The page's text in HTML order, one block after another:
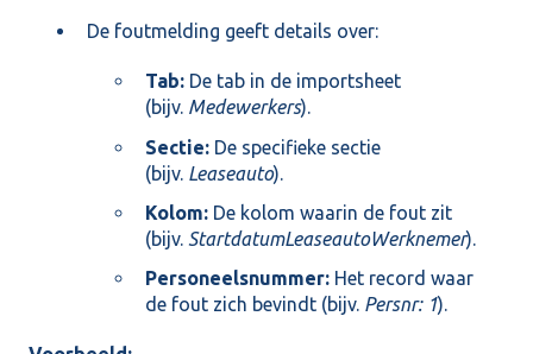
De foutmelding geeft details over:
Tab: De tab in de importsheet
(bijv. Medewerkers).
Sectie: De specifieke sectie
(bijv. Leaseauto).
Kolom: De kolom waarin de fout zit
(bijv. StartdatumLeaseautoWerknemer).
Personeelsnummer: Het record waar
de fout zich bevindt (bijv. Persnr: 1).